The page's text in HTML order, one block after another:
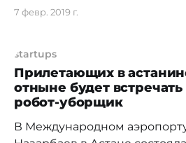
страны. Для перевода
оплаты. В прошлом году система проходила
бета-тест. На сегодняшний
подключены несколько
7 февр. 2019 г.
startups
Прилетающих в
отныне будет
робот-уборщик
В Международном